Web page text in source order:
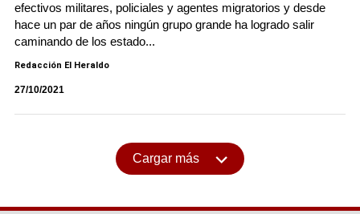
efectivos militares, policiales y agentes migratorios y desde
hace un par de años ningún grupo grande ha logrado salir
caminando de los estado...
Redacción El Heraldo
27/10/2021
Cargar más